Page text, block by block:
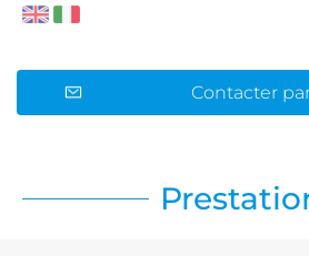
Contacter